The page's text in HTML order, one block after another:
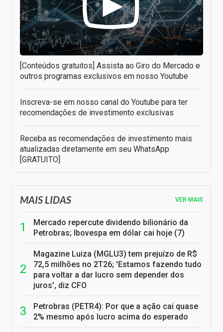
[Conteúdos gratuitos] Assista ao Giro do Mercado e
outros programas exclusivos em nosso Youtube
Inscreva-se em nosso canal do Youtube para ter
recomendações de investimento exclusivas
Receba as recomendações de investimento mais
atualizadas diretamente em seu WhatsApp
[GRATUITO]
MAIS LIDAS VER MAIS
Mercado repercute dividendo bilionário da
Petrobras; Ibovespa em dólar cai hoje (7)
Magazine Luiza (MGLU3) tem prejuízo de R$
72,5 milhões no 2T26; 'Estamos fazendo tudo
para voltar a dar lucro sem depender dos
juros', diz CFO
Petrobras (PETR4): Por que a ação cai quase
2% mesmo após lucro acima do esperado